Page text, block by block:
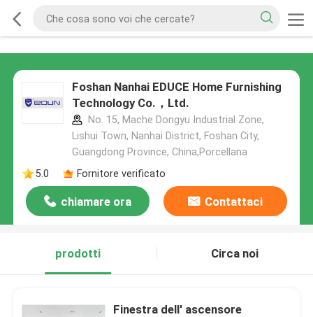
Foshan Nanhai EDUCE Home Furnishing
Technology Co.，Ltd.
No. 15, Mache Dongyu Industrial Zone,
Lishui Town, Nanhai District, Foshan City,
Guangdong Province, China,Porcellana
5.0
Fornitore verificato
chiamare ora Contattaci
prodotti Circa noi
Finestra dell' ascensore